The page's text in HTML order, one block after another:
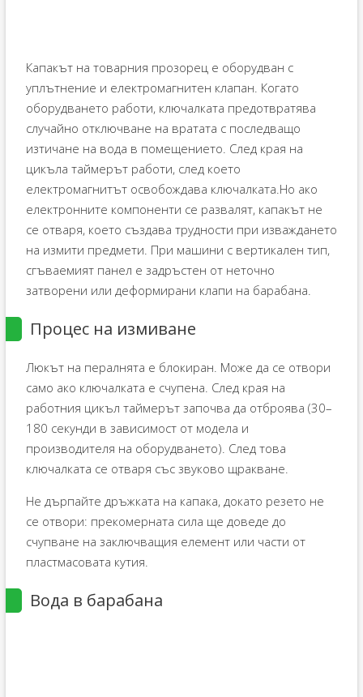
Капакът на товарния прозорец е оборудван с
уплътнение и електромагнитен клапан. Когато
оборудването работи, ключалката предотвратява
случайно отключване на вратата с последващо
изтичане на вода в помещението. След края на
цикъла таймерът работи, след което
електромагнитът освобождава ключалката.Но ако
електронните компоненти се развалят, капакът не
се отваря, което създава трудности при изваждането
на измити предмети. При машини с вертикален тип,
сгъваемият панел е задръстен от неточно
затворени или деформирани клапи на барабана.
Процес на измиване
Люкът на пералнята е блокиран. Може да се отвори
само ако ключалката е счупена. След края на
работния цикъл таймерът започва да отброява (30–
180 секунди в зависимост от модела и
производителя на оборудването). След това
ключалката се отваря със звуково щракване.
Не дърпайте дръжката на капака, докато резето не
се отвори: прекомерната сила ще доведе до
счупване на заключващия елемент или части от
пластмасовата кутия.
Вода в барабана